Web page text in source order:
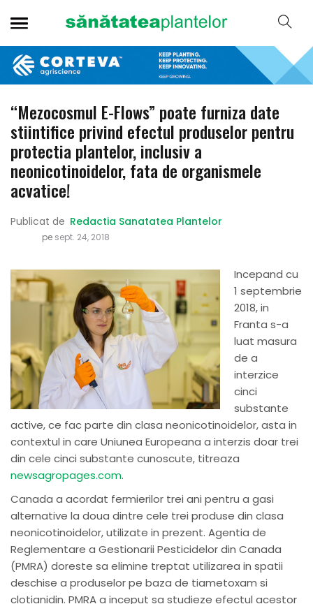
“Mezocosmul E-Flows” poate furniza date
stiintifice privind efectul produselor pentru
protectia plantelor, inclusiv a
neonicotinoidelor, fata de organismele
acvatice!
Publicat de Redactia Sanatatea Plantelor
pe sept. 24, 2018
Incepand cu
1 septembrie
2018, in
Franta s-a
luat masura
de a
interzice
cinci
substante
active, ce fac parte din clasa neonicotinoidelor, asta in
contextul in care Uniunea Europeana a interzis doar trei
din cele cinci substante cunoscute, titreaza
newsagropages.com.
Canada a acordat fermierilor trei ani pentru a gasi
alternative la doua dintre cele trei produse din clasa
neonicotinoidelor, utilizate in prezent. Agentia de
Reglementare a Gestionarii Pesticidelor din Canada
(PMRA) doreste sa elimine treptat utilizarea in spatii
deschise a produselor pe baza de tiametoxam si
clotianidin. PMRA a inceput sa studieze efectul acestor